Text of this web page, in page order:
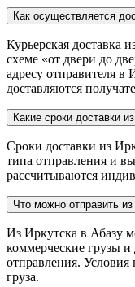
Как осуществляется
Курьерская доставка
схеме «от двери до
адресу отправителя в
доставляются
Какие сроки доставки
Сроки доставки из
типа отправления и
рассчитываются
Что можно отправить
Из Иркутска в Абазу
коммерческие грузы и
отправления. Условия
груза.